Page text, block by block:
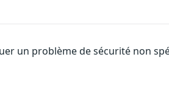
un problème de sécurité non